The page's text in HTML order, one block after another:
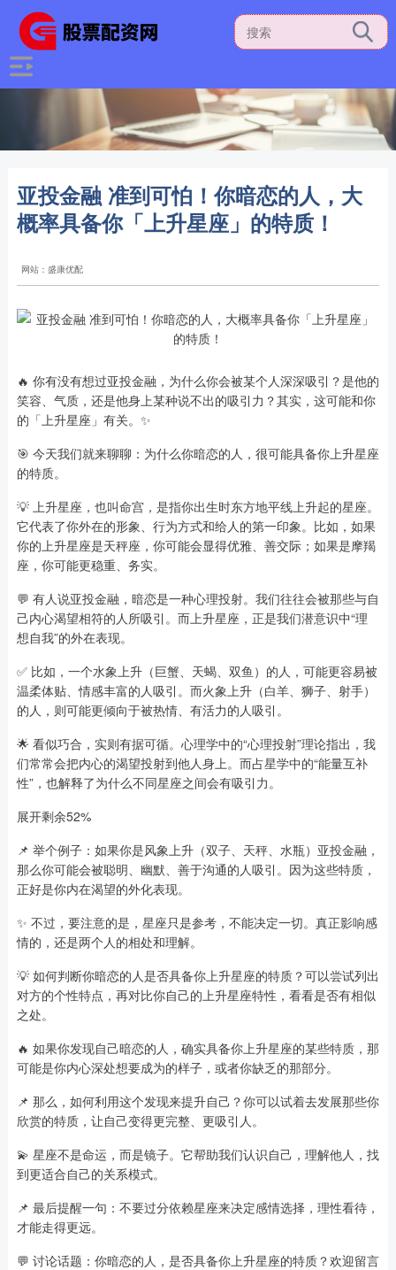
亚投金融 准到可怕！你暗恋的人，大
概率具备你「上升星座」的特质！
网站：盛康优配
🔥 你有没有想过亚投金融，为什么你会被某个人深深吸引？是他的
笑容、气质，还是他身上某种说不出的吸引力？其实，这可能和你
的「上升星座」有关。✨
🎯 今天我们就来聊聊：为什么你暗恋的人，很可能具备你上升星座
的特质。
💡 上升星座，也叫命宫，是指你出生时东方地平线上升起的星座。
它代表了你外在的形象、行为方式和给人的第一印象。比如，如果
你的上升星座是天秤座，你可能会显得优雅、善交际；如果是摩羯
座，你可能更稳重、务实。
💬 有人说亚投金融，暗恋是一种心理投射。我们往往会被那些与自
己内心渴望相符的人所吸引。而上升星座，正是我们潜意识中“理
想自我”的外在表现。
✅ 比如，一个水象上升（巨蟹、天蝎、双鱼）的人，可能更容易被
温柔体贴、情感丰富的人吸引。而火象上升（白羊、狮子、射手）
的人，则可能更倾向于被热情、有活力的人吸引。
🌟 看似巧合，实则有据可循。心理学中的“心理投射”理论指出，我
们常常会把内心的渴望投射到他人身上。而占星学中的“能量互补
性”，也解释了为什么不同星座之间会有吸引力。
展开剩余52%
📌 举个例子：如果你是风象上升（双子、天秤、水瓶）亚投金融，
那么你可能会被聪明、幽默、善于沟通的人吸引。因为这些特质，
正好是你内在渴望的外化表现。
✨ 不过，要注意的是，星座只是参考，不能决定一切。真正影响感
情的，还是两个人的相处和理解。
💡 如何判断你暗恋的人是否具备你上升星座的特质？可以尝试列出
对方的个性特点，再对比你自己的上升星座特性，看看是否有相似
之处。
🔥 如果你发现自己暗恋的人，确实具备你上升星座的某些特质，那
可能是你内心深处想要成为的样子，或者你缺乏的那部分。
📌 那么，如何利用这个发现来提升自己？你可以试着去发展那些你
欣赏的特质，让自己变得更完整、更吸引人。
💫 星座不是命运，而是镜子。它帮助我们认识自己，理解他人，找
到更适合自己的关系模式。
📌 最后提醒一句：不要过分依赖星座来决定感情选择，理性看待，
才能走得更远。
💬 讨论话题：你暗恋的人，是否具备你上升星座的特质？欢迎留言